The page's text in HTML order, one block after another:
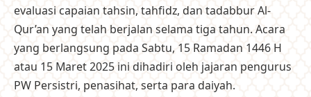
evaluasi capaian tahsin, tahfidz, dan tadabbur Al-
Qur’an yang telah berjalan selama tiga tahun. Acara
yang berlangsung pada Sabtu, 15 Ramadan 1446 H
atau 15 Maret 2025 ini dihadiri oleh jajaran pengurus
PW Persistri, penasihat, serta para daiyah.